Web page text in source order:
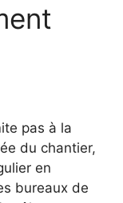
pas à la
du chantier,
en
bureaux de